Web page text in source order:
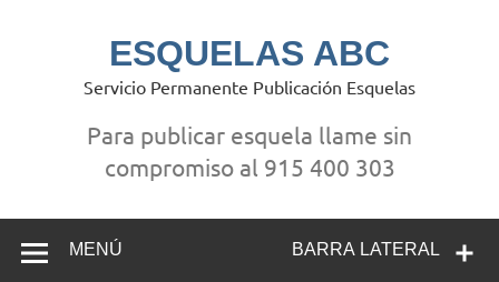
ESQUELAS ABC
Servicio Permanente Publicación Esquelas
Para publicar esquela llame sin
compromiso al 915 400 303
BARRA LATERAL
MENÚ